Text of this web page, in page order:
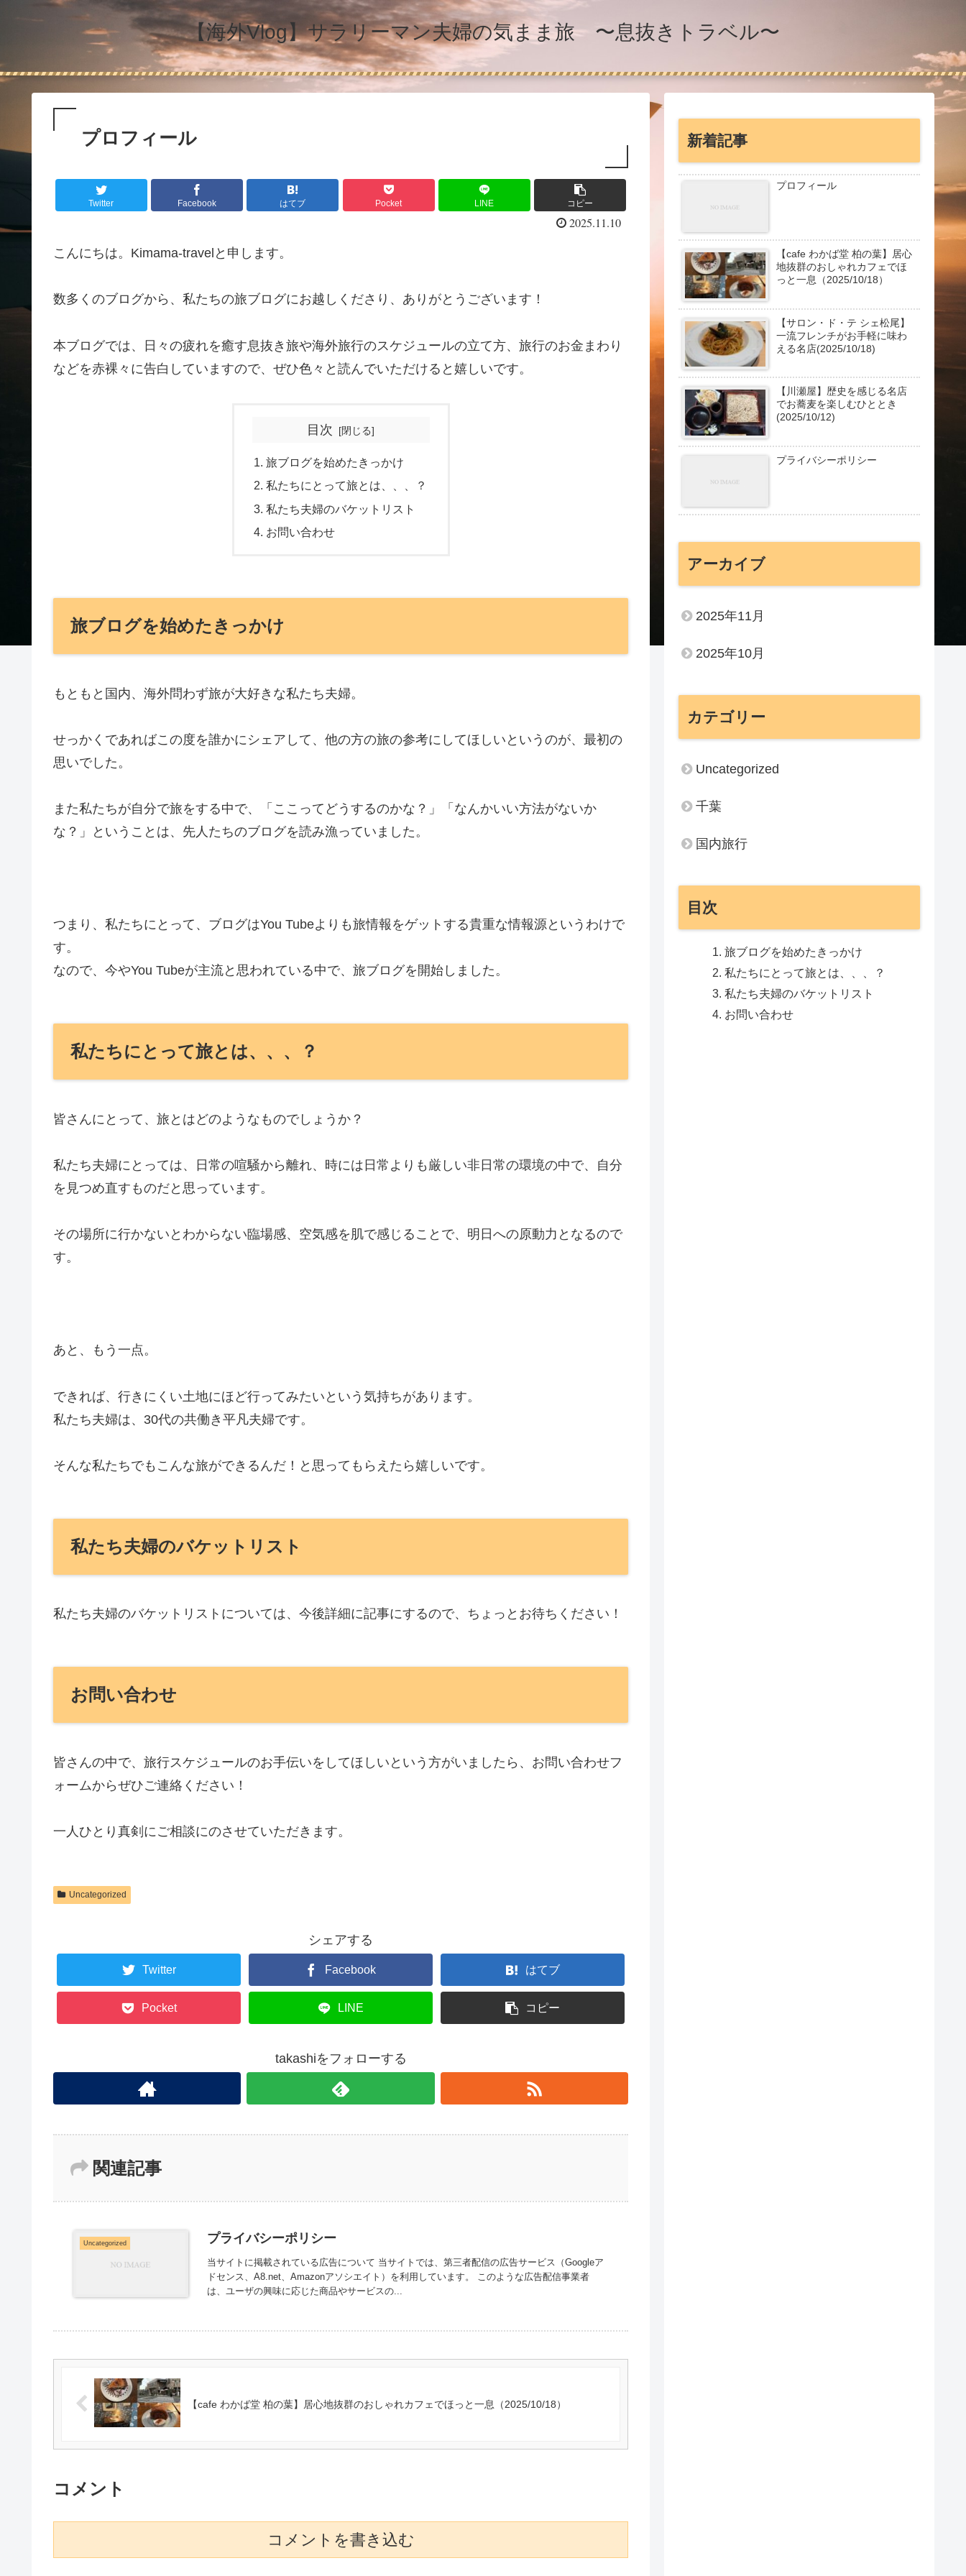
【海外Vlog】サラリーマン夫婦の気まま旅 〜息抜きトラベル〜
プロフィール
Twitter Facebook はてブ Pocket LINE コピー
2025.11.10
こんにちは。Kimama-travelと申します。
数多くのブログから、私たちの旅ブログにお越しくださり、ありがとうございます！
本ブログでは、日々の疲れを癒す息抜き旅や海外旅行のスケジュールの立て方、旅行のお金まわり
などを赤裸々に告白していますので、ぜひ色々と読んでいただけると嬉しいです。
目次
旅ブログを始めたきっかけ
私たちにとって旅とは、、、？
私たち夫婦のバケットリスト
お問い合わせ
旅ブログを始めたきっかけ
もともと国内、海外問わず旅が大好きな私たち夫婦。
せっかくであればこの度を誰かにシェアして、他の方の旅の参考にしてほしいというのが、最初の
思いでした。
また私たちが自分で旅をする中で、「ここってどうするのかな？」「なんかいい方法がないか
な？」ということは、先人たちのブログを読み漁っていました。
つまり、私たちにとって、ブログはYou Tubeよりも旅情報をゲットする貴重な情報源というわけで
す。
なので、今やYou Tubeが主流と思われている中で、旅ブログを開始しました。
私たちにとって旅とは、、、？
皆さんにとって、旅とはどのようなものでしょうか？
私たち夫婦にとっては、日常の喧騒から離れ、時には日常よりも厳しい非日常の環境の中で、自分
を見つめ直すものだと思っています。
その場所に行かないとわからない臨場感、空気感を肌で感じることで、明日への原動力となるので
す。
あと、もう一点。
できれば、行きにくい土地にほど行ってみたいという気持ちがあります。
私たち夫婦は、30代の共働き平凡夫婦です。
そんな私たちでもこんな旅ができるんだ！と思ってもらえたら嬉しいです。
私たち夫婦のバケットリスト
私たち夫婦のバケットリストについては、今後詳細に記事にするので、ちょっとお待ちください！
お問い合わせ
皆さんの中で、旅行スケジュールのお手伝いをしてほしいという方がいましたら、お問い合わせフ
ォームからぜひご連絡ください！
一人ひとり真剣にご相談にのさせていただきます。
Uncategorized
シェアする
Twitter Facebook はてブ
Pocket LINE コピー
takashiをフォローする
関連記事
Uncategorized プライバシーポリシー
当サイトに掲載されている広告について 当サイトでは、第三者配信の広告サービス（Googleア
ドセンス、A8.net、Amazonアソシエイト）を利用しています。 このような広告配信事業者
は、ユーザの興味に応じた商品やサービスの...
【cafe わかば堂 柏の葉】居心地抜群のおしゃれカフェでほっと一息（2025/10/18）
コメント
コメントを書き込む
新着記事
プロフィール
【cafe わかば堂 柏の葉】居心
地抜群のおしゃれカフェでほ
っと一息（2025/10/18）
【サロン・ド・テ シェ松尾】
一流フレンチがお手軽に味わ
える名店(2025/10/18)
【川瀬屋】歴史を感じる名店
でお蕎麦を楽しむひととき
(2025/10/12)
プライバシーポリシー
アーカイブ
2025年11月
2025年10月
カテゴリー
Uncategorized
千葉
国内旅行
目次
旅ブログを始めたきっかけ
私たちにとって旅とは、、、？
私たち夫婦のバケットリスト
お問い合わせ